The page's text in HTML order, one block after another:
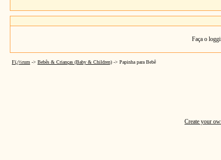
Faça o
Fï¿½rum -> Bebês & Crianças (Baby & Children) -> Papinha para Bebê
Create your